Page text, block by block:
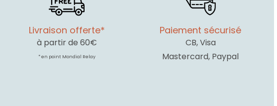
Livraison offerte*
à partir de 60€
* en point Mondial Relay
Paiement sécurisé
CB, Visa
Mastercard, Paypal